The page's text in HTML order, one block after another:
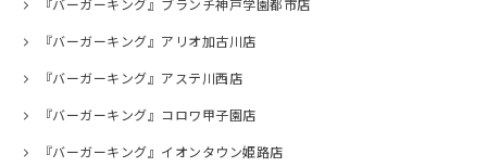
『バーガーキング』ブランチ神戸学園都市店
『バーガーキング』アリオ加古川店
『バーガーキング』アステ川西店
『バーガーキング』コロワ甲子園店
『バーガーキング』イオンタウン姫路店